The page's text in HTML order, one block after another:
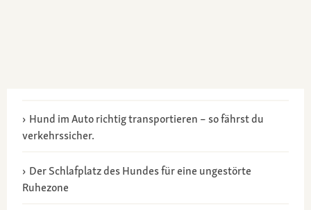
Hund im Auto richtig transportieren – so fährst du
verkehrssicher.
Der Schlafplatz des Hundes für eine ungestörte
Ruhezone